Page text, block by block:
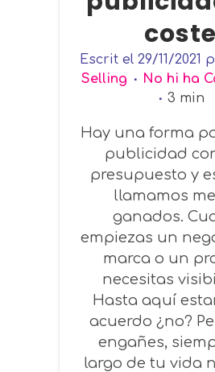
coste
Escrit el 29/11/2021
Selling
No hi ha
3 min
Hay una forma
publicidad
presupuesto y
llamamos
ganados.
empiezas un
marca o un
necesitas
Hasta aquí
acuerdo ¿no?
engañes,
largo de tu vida